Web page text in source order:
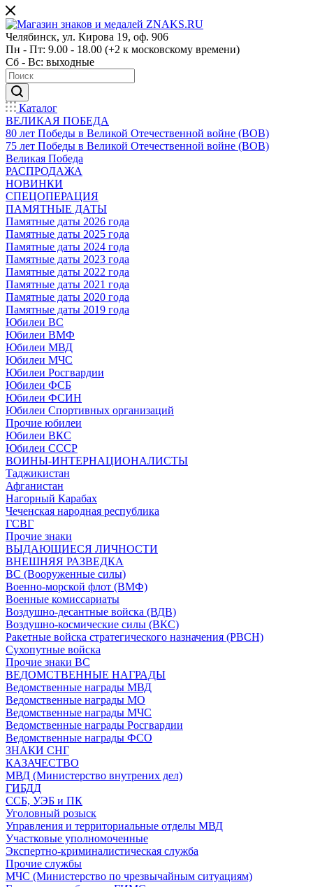
Челябинск, ул. Кирова 19, оф. 906
Пн - Пт: 9.00 - 18.00 (+2 к московскому времени)
Сб - Вс: выходные
Каталог
ВЕЛИКАЯ ПОБЕДА
80 лет Победы в Великой Отечественной войне (ВОВ)
75 лет Победы в Великой Отечественной войне (ВОВ)
Великая Победа
РАСПРОДАЖА
НОВИНКИ
СПЕЦОПЕРАЦИЯ
ПАМЯТНЫЕ ДАТЫ
Памятные даты 2026 года
Памятные даты 2025 года
Памятные даты 2024 года
Памятные даты 2023 года
Памятные даты 2022 года
Памятные даты 2021 года
Памятные даты 2020 года
Памятные даты 2019 года
Юбилеи ВС
Юбилеи ВМФ
Юбилеи МВД
Юбилеи МЧС
Юбилеи Росгвардии
Юбилеи ФСБ
Юбилеи ФСИН
Юбилеи Спортивных организаций
Прочие юбилеи
Юбилеи ВКС
Юбилеи СССР
ВОИНЫ-ИНТЕРНАЦИОНАЛИСТЫ
Таджикистан
Афганистан
Нагорный Карабах
Чеченская народная республика
ГСВГ
Прочие знаки
ВЫДАЮЩИЕСЯ ЛИЧНОСТИ
ВНЕШНЯЯ РАЗВЕДКА
ВС (Вооруженные силы)
Военно-морской флот (ВМФ)
Военные комиссариаты
Воздушно-десантные войска (ВДВ)
Воздушно-космические силы (ВКС)
Ракетные войска стратегического назначения (РВСН)
Сухопутные войска
Прочие знаки ВС
ВЕДОМСТВЕННЫЕ НАГРАДЫ
Ведомственные награды МВД
Ведомственные награды МО
Ведомственные награды МЧС
Ведомственные награды Росгвардии
Ведомственные награды ФСО
ЗНАКИ СНГ
КАЗАЧЕСТВО
МВД (Министерство внутрених дел)
ГИБДД
ССБ, УЭБ и ПК
Уголовный розыск
Управления и территориальные отделы МВД
Участковые уполномоченные
Экспертно-криминалистическая служба
Прочие службы
МЧС (Министерство по чрезвычайным ситуациям)